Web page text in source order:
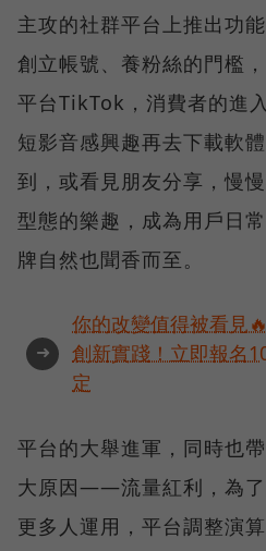
主攻的社群平台上推出功
創立帳號、養粉絲的門檻
平台TikTok，消費者的進
短影音感興趣再去下載軟
到，或看見朋友分享，慢
型態的樂趣，成為用戶日
牌自然也聞香而至。
➜
你的改變值得被看見
創新實踐！立即報名
定
平台的大舉進軍，同時也
大原因——流量紅利，為
更多人運用，平台調整演